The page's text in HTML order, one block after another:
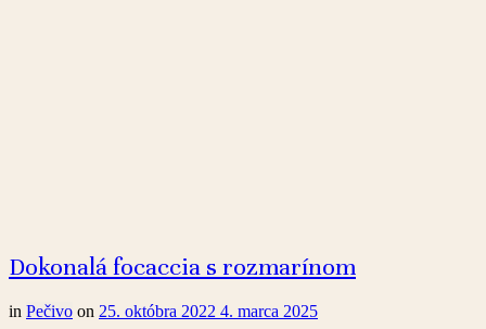
Dokonalá focaccia s rozmarínom
in Pečivo on 25. októbra 2022 4. marca 2025